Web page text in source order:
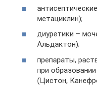
метациклин);
диуретики –
Альдактон);
препараты,
при
(Цистон,